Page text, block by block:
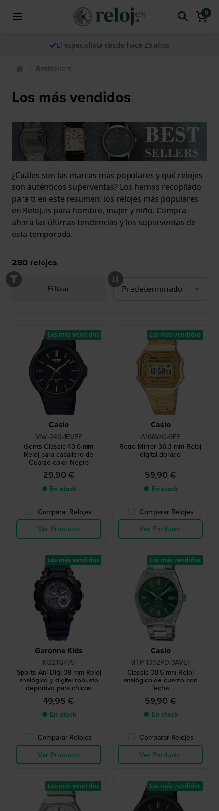
0
El especialista desde hace 25 años
Bestsellers
Los más vendidos
¿Cuáles son las marcas más populares y qué relojes
son auténticos superventas? Los hemos recopilado
para ti en este resumen: los relojes más populares
en Reloj.es para hombre, mujer y niño. Compra
ahora las últimas tendencias y los superventas de
esta temporada.
280 relojes
Filtrar
Casio
MW-240-1EVEF
Gents Classic 43.6 mm
Reloj para caballero de
Cuarzo color Negro
29,90 €
● En stock
Comparar Relojes
Ver Producto
Los más vendidos
Casio
A168WG-9EF
Retro Mirror 36.3 mm Reloj
digital dorado
59,90 €
● En stock
Comparar Relojes
Ver Producto
Los más vendidos
Garonne Kids
KQ21Q475
Sports Ani-Digi 38 mm Reloj
analógico y digital robusto
deportivo para chicos
49,95 €
● En stock
Comparar Relojes
Ver Producto
Los más vendidos
Casio
MTP-1302PD-3AVEF
Classic 38.5 mm Reloj
analógico de cuarzo con
fecha
59,90 €
● En stock
Comparar Relojes
Ver Producto
Los más vendidos
Los más vendidos Los más vendidos